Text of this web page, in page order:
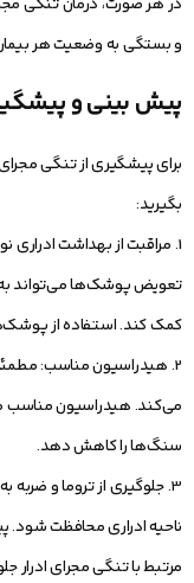
و بستگی به وضعیت هر بیمار
پیش بینی و
برای پیشگیری از تنگی مجرای
بگیرید:
1. مراقبت از بهداشت ادراری
تعویض پوشک‌ها می‌تواند به
کمک کند. استفاده از
2. هیدراسیون مناسب:
می‌کند. هیدراسیون مناسب
سنگ‌ها را کاهش دهد.
3. جلوگیری از تروما و ضربه
ناحیه ادراری محافظت شود.
مرتبط با تنگی مجرای ادرار